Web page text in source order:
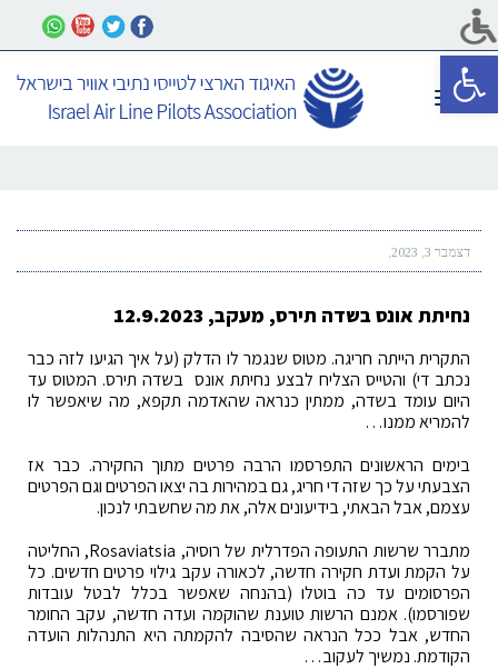
פתח סרגל נגישות
תפריט
דצמבר 3, 2023
נחיתת אונס בשדה תירס, מעקב, 12.9.2023
התקרית הייתה חריגה. מטוס שנגמר לו הדלק (על איך הגיעו לזה כבר
נכתב די) והטייס הצליח לבצע נחיתת אונס בשדה תירס. המטוס עד
היום עומד בשדה, ממתין כנראה שהאדמה תקפא, מה שיאפשר לו
להמריא ממנו…
בימים הראשונים התפרסמו הרבה פרטים מתוך החקירה. כבר אז
הצבעתי על כך שזה די חריג, גם במהירות בה יצאו הפרטים וגם הפרטים
עצמם, אבל הבאתי, בידיעונים אלה, את מה שחשבתי לנכון.
מתברר שרשות התעופה הפדרלית של רוסיה, Rosaviatsia, החליטה
על הקמת ועדת חקירה חדשה, לכאורה עקב גילוי פרטים חדשים. כל
הפרסומים עד כה בוטלו (בהנחה שאפשר בכלל לבטל עובדות
שפורסמו). אמנם הרשות טוענת שהוקמה ועדה חדשה, עקב החומר
החדש, אבל ככל הנראה שהסיבה להקמתה היא התנהלות הועדה
הקודמת. נמשיך לעקוב…